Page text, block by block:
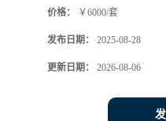
价格： ￥6000/套
发布日期： 2025-08-28
更新日期： 2026-08-06